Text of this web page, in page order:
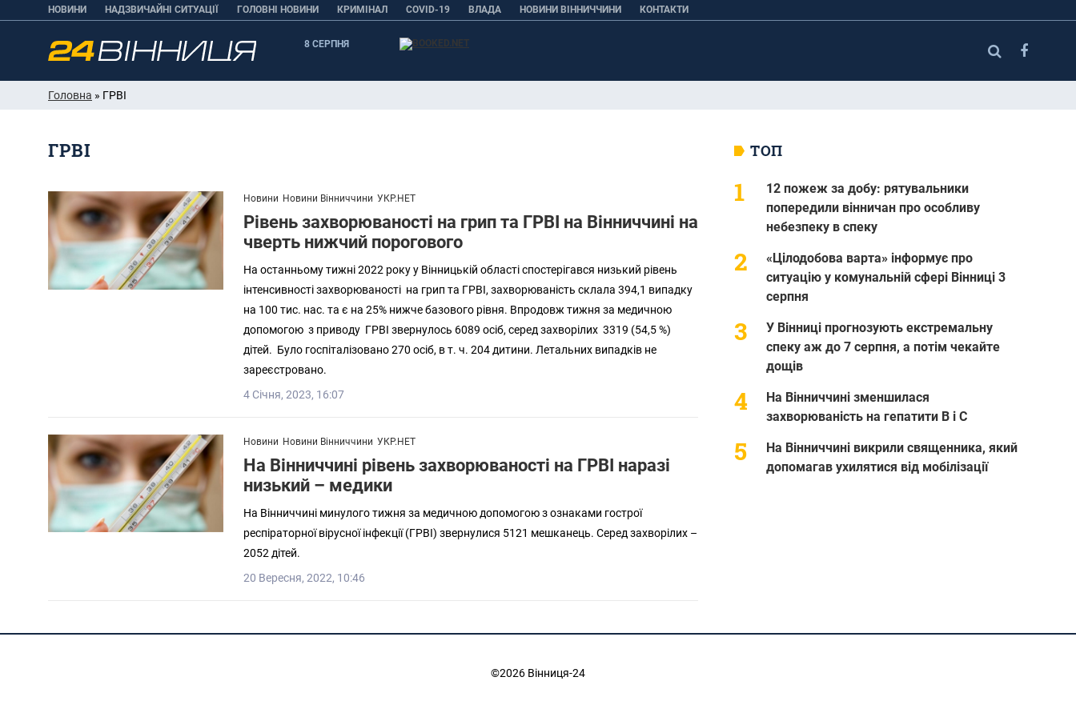
НОВИНИ НАДЗВИЧАЙНІ СИТУАЦІЇ ГОЛОВНІ НОВИНИ КРИМІНАЛ COVID-19 ВЛАДА НОВИНИ ВІННИЧЧИНИ КОНТАКТИ
8 СЕРПНЯ
Головна » ГРВІ
ГРВІ
Новини Новини Вінниччини УКР.НЕТ
Рівень захворюваності на грип та ГРВІ на Вінниччині на
чверть нижчий порогового
На останньому тижні 2022 року у Вінницькій області спостерігався низький рівень
інтенсивності захворюваності на грип та ГРВІ, захворюваність склала 394,1 випадку
на 100 тис. нас. та є на 25% нижче базового рівня. Впродовж тижня за медичною
допомогою з приводу ГРВІ звернулось 6089 осіб, серед захворілих 3319 (54,5 %)
дітей. Було госпіталізовано 270 осіб, в т. ч. 204 дитини. Летальних випадків не
зареєстровано.
4 Січня, 2023, 16:07
Новини Новини Вінниччини УКР.НЕТ
На Вінниччині рівень захворюваності на ГРВІ наразі
низький – медики
На Вінниччині минулого тижня за медичною допомогою з ознаками гострої
респіраторної вірусної інфекції (ГРВІ) звернулися 5121 мешканець. Серед захворілих –
2052 дітей.
20 Вересня, 2022, 10:46
ТОП
12 пожеж за добу: рятувальники
попередили вінничан про особливу
небезпеку в спеку
«Цілодобова варта» інформує про
ситуацію у комунальній сфері Вінниці 3
серпня
У Вінниці прогнозують екстремальну
спеку аж до 7 серпня, а потім чекайте
дощів
На Вінниччині зменшилася
захворюваність на гепатити В і С
На Вінниччині викрили священника, який
допомагав ухилятися від мобілізації
©2026 Вінниця-24